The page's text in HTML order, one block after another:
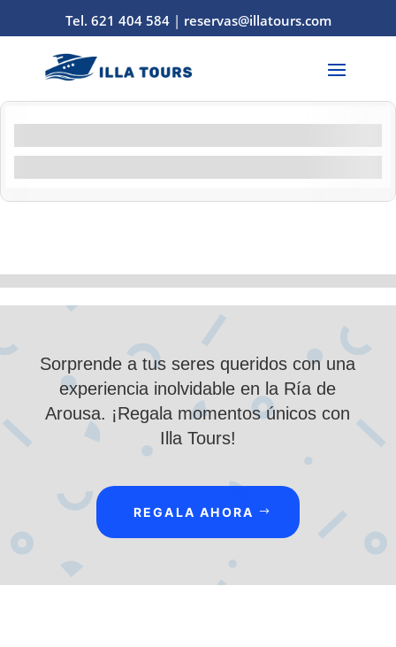
Tel. 621 404 584| reservas@illatours.com
Sorprende a tus seres queridos con una
experiencia inolvidable en la Ría de
Arousa. ¡Regala momentos únicos con
Illa Tours!
REGALA AHORA